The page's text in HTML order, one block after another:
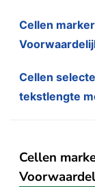
Cellen
Cellen
tekstlengte
Cellen